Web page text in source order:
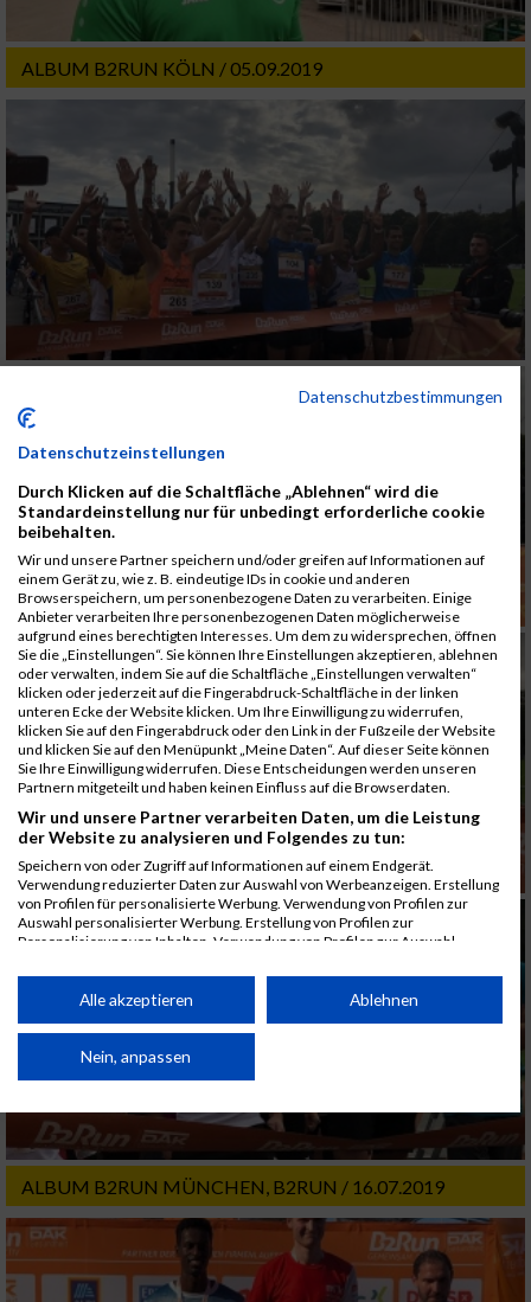
ALBUM B2RUN KÖLN / 05.09.2019
ALBUM B2RUN MÜNCHEN, B2RUN / 16.07.2019
Datenschutzbestimmungen
Datenschutzeinstellungen
Durch Klicken auf die Schaltfläche „Ablehnen“ wird die
Standardeinstellung nur für unbedingt erforderliche cookie
beibehalten.
Wir und unsere Partner speichern und/oder greifen auf Informationen auf
einem Gerät zu, wie z. B. eindeutige IDs in cookie und anderen
Browserspeichern, um personenbezogene Daten zu verarbeiten. Einige
Anbieter verarbeiten Ihre personenbezogenen Daten möglicherweise
aufgrund eines berechtigten Interesses. Um dem zu widersprechen, öffnen
Sie die „Einstellungen“. Sie können Ihre Einstellungen akzeptieren, ablehnen
oder verwalten, indem Sie auf die Schaltfläche „Einstellungen verwalten“
klicken oder jederzeit auf die Fingerabdruck-Schaltfläche in der linken
unteren Ecke der Website klicken. Um Ihre Einwilligung zu widerrufen,
klicken Sie auf den Fingerabdruck oder den Link in der Fußzeile der Website
und klicken Sie auf den Menüpunkt „Meine Daten“. Auf dieser Seite können
Sie Ihre Einwilligung widerrufen. Diese Entscheidungen werden unseren
Partnern mitgeteilt und haben keinen Einfluss auf die Browserdaten.
Wir und unsere Partner verarbeiten Daten, um die Leistung
der Website zu analysieren und Folgendes zu tun:
Speichern von oder Zugriff auf Informationen auf einem Endgerät.
Verwendung reduzierter Daten zur Auswahl von Werbeanzeigen. Erstellung
von Profilen für personalisierte Werbung. Verwendung von Profilen zur
Auswahl personalisierter Werbung. Erstellung von Profilen zur
Personalisierung von Inhalten. Verwendung von Profilen zur Auswahl
Performance von Inhalten. Analyse von Zielgruppen durch Statistiken oder
Kombinationen von Daten aus verschiedenen Quellen. Entwicklung und
von Inhalten.
Daten können außerhalb der Europäischen Union weitergegeben und in die
Website/App.
Partnerliste anzeigen (1 IAB-Anbieter)
Wir nutzen Ihre Daten für folgende Zwecke:
IAB-Verarbeitungszwecke:
Speichern von oder Zugriff auf Informationen
auf einem Endgerät
Alle akzeptieren Ablehnen
Nein, anpassen